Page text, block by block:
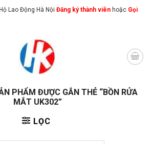
Lao Động Hà Nội Đăng ký thành viên hoặc Gọi
PHẨM ĐƯỢC GẮN THẺ “BỒN RỬA
MẮT UK302”
LỌC